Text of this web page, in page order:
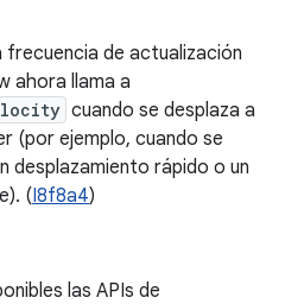
frecuencia de actualización
ahora llama a
cuando se desplaza a
(por ejemplo, cuando se
desplazamiento rápido o un
(I8f8a4)
las APIs de